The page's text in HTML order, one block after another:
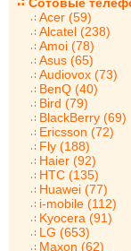
Acer (59)
Alcatel (238)
Amoi (78)
Asus (65)
Audiovox (73)
BenQ (40)
Bird (79)
BlackBerry (69)
Ericsson (72)
Fly (188)
Haier (92)
HTC (135)
Huawei (77)
i-mobile (112)
Kyocera (91)
LG (653)
Maxon (62)